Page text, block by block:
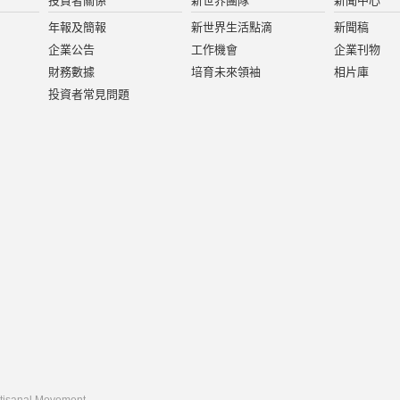
年報及簡報
企業公告
財務數據
投資者常見問題
新世界生活點滴
工作機會
培育未來領袖
新聞稿
企業刊物
相片庫